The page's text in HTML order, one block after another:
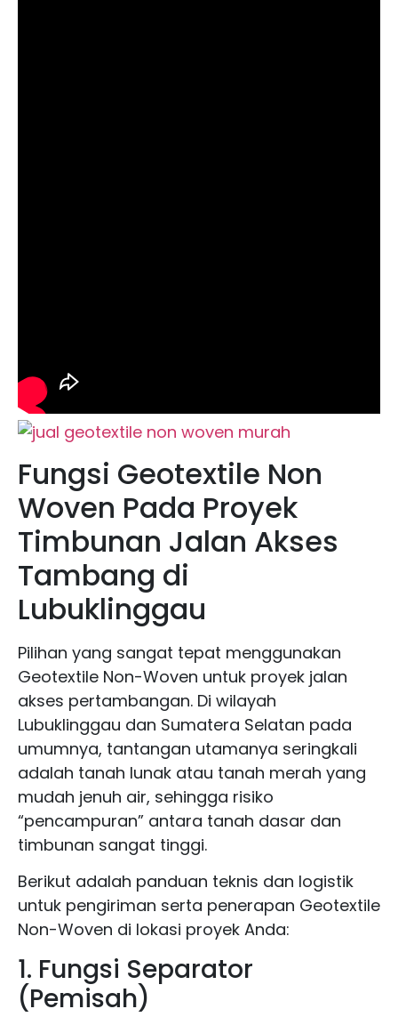
Fungsi Geotextile Non
Woven Pada Proyek
Timbunan Jalan Akses
Tambang di
Lubuklinggau
Pilihan yang sangat tepat menggunakan
Geotextile Non-Woven untuk proyek jalan
akses pertambangan. Di wilayah
Lubuklinggau dan Sumatera Selatan pada
umumnya, tantangan utamanya seringkali
adalah tanah lunak atau tanah merah yang
mudah jenuh air, sehingga risiko
“pencampuran” antara tanah dasar dan
timbunan sangat tinggi.
Berikut adalah panduan teknis dan logistik
untuk pengiriman serta penerapan Geotextile
Non-Woven di lokasi proyek Anda:
1. Fungsi Separator
(Pemisah)